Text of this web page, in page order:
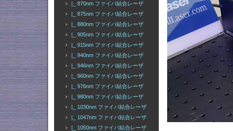
|_ 870nm ファイバ結合レーザ
|_ 875nm ファイバ結合レーザ
|_ 880nm ファイバ結合レーザ
|_ 905nm ファイバ結合レーザ
|_ 915nm ファイバ結合レーザ
|_ 940nm ファイバ結合レーザ
|_ 946nm ファイバ結合レーザ
|_ 960nm ファイバ結合レーザ
|_ 976nm ファイバ結合レーザ
|_ 980nm ファイバ結合レーザ
|_ 1030nm ファイバ結合レーザ
|_ 1047nm ファイバ結合レーザ
|_ 1050nm ファイバ結合レーザ